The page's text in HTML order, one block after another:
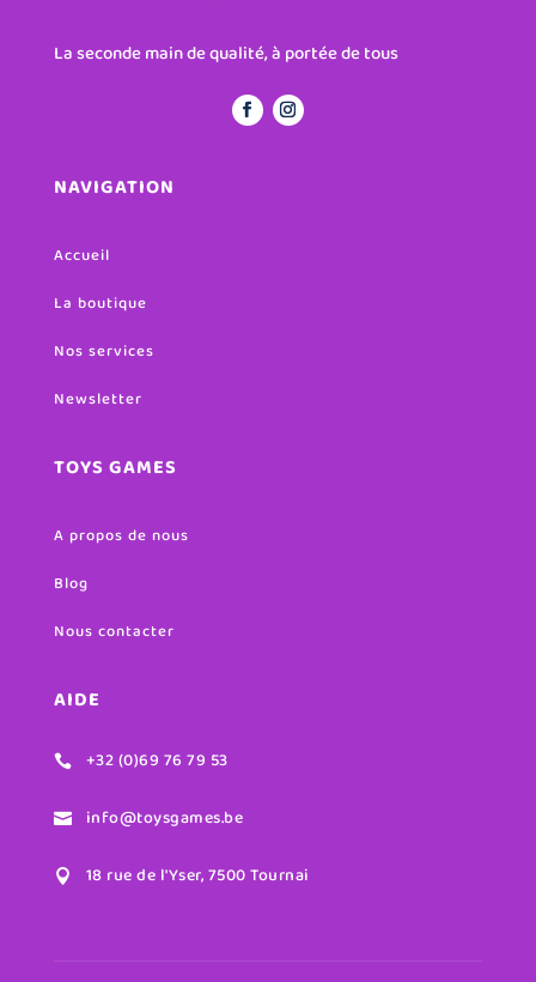
La seconde main de qualité, à portée de tous
NAVIGATION
Accueil
La boutique
Nos services
Newsletter
TOYS GAMES
A propos de nous
Blog
Nous contacter
AIDE
 +32 (0)69 76 79 53
 info@toysgames.be
 18 rue de l'Yser, 7500 Tournai